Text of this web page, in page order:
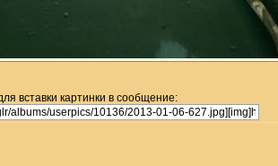
вставки картинки в сообщение: